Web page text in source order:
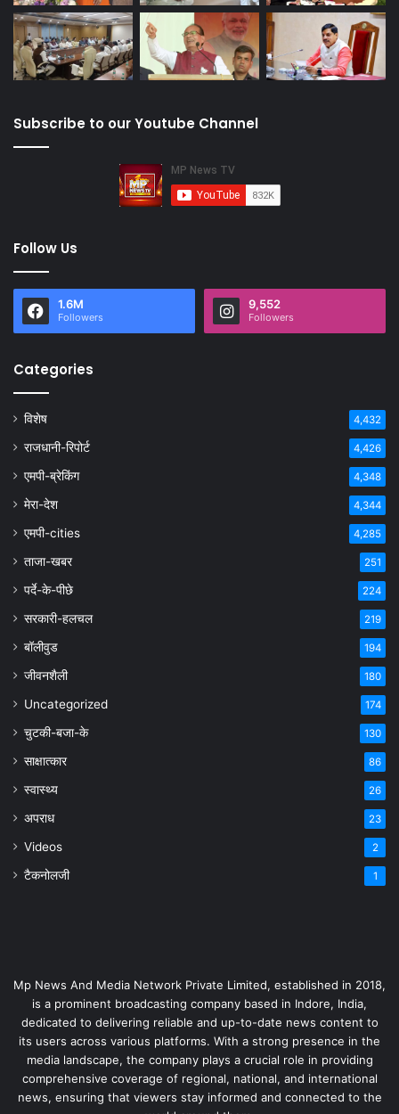
Subscribe to our Youtube Channel
Follow Us
1.6M
Followers
9,552
Followers
Categories
विशेष 4,432
राजधानी-रिपोर्ट 4,426
एमपी-ब्रेकिंग 4,348
मेरा-देश 4,344
एमपी-cities 4,285
ताजा-खबर 251
पर्दे-के-पीछे 224
सरकारी-हलचल 219
बॉलीवुड 194
जीवनशैली 180
Uncategorized 174
चुटकी-बजा-के 130
साक्षात्कार 86
स्वास्थ्य 26
अपराध 23
Videos 2
टैकनोलजी 1
Mp News And Media Network Private Limited, established in 2018,
is a prominent broadcasting company based in Indore, India,
dedicated to delivering reliable and up-to-date news content to
its users across various platforms. With a strong presence in the
media landscape, the company plays a crucial role in providing
comprehensive coverage of regional, national, and international
news, ensuring that viewers stay informed and connected to the